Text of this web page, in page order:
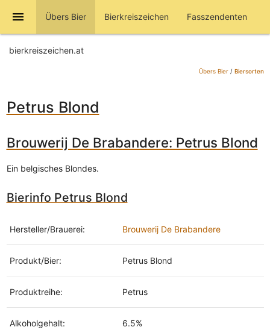
menu Übers Bier Bierkreiszeichen Fasszendenten
bierkreiszeichen.at
Übers Bier/ Biersorten
Petrus Blond
Brouwerij De Brabandere: Petrus Blond
Ein belgisches Blondes.
Bierinfo Petrus Blond
Hersteller/Brauerei: Brouwerij De Brabandere
Produkt/Bier: Petrus Blond
Produktreihe: Petrus
Alkoholgehalt: 6.5%